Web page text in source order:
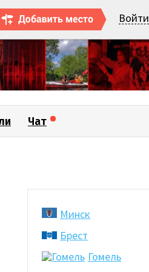
Войти
Чат
Минск
Брест
Гомель